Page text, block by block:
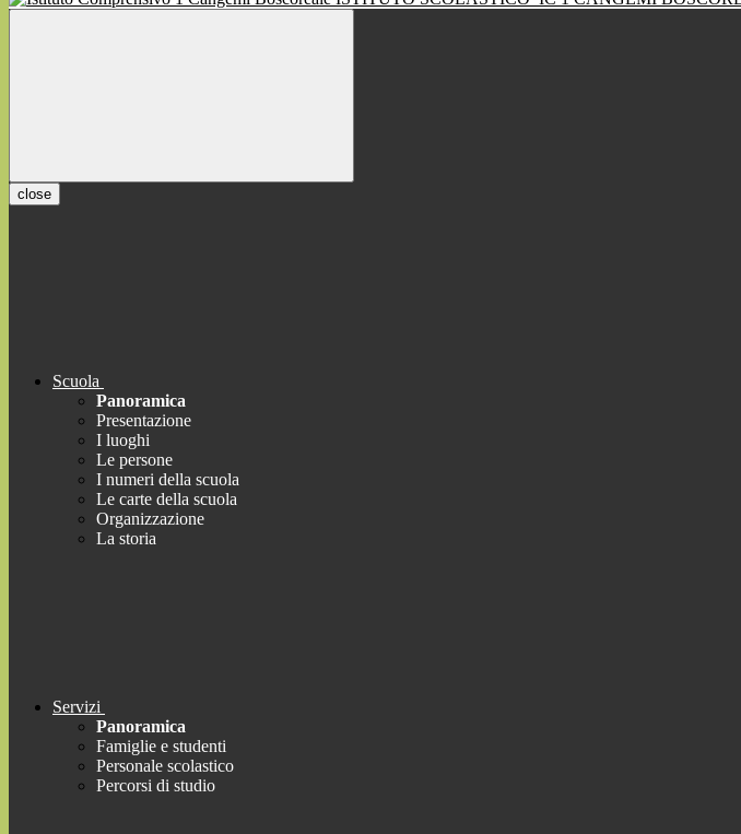
close
Scuola
Panoramica
Presentazione
I luoghi
Le persone
I numeri della scuola
Le carte della scuola
Organizzazione
La storia
Servizi
Panoramica
Famiglie e studenti
Personale scolastico
Percorsi di studio